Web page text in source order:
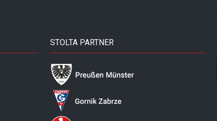
STOLTA PARTNER